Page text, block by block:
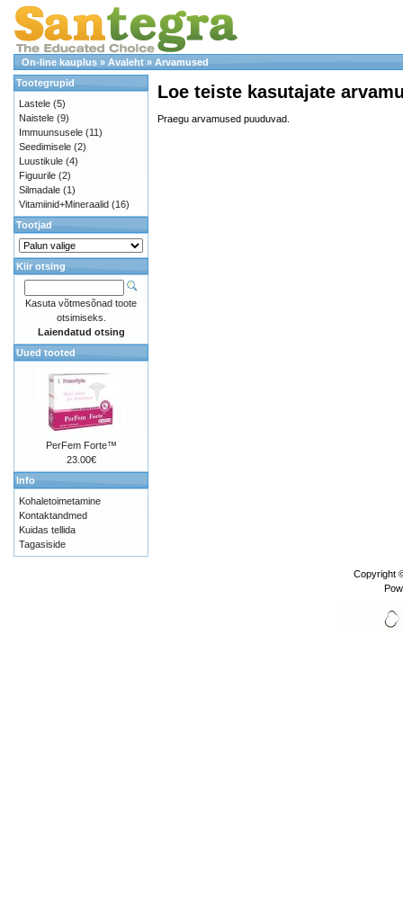
On-line kauplus » Avaleht » Arvamused
Loe teiste kasutajate
Praegu arvamused puuduvad.
Tootegrupid
Lastele (5)
Naistele (9)
Immuunsusele (11)
Seedimisele (2)
Luustikule (4)
Figuurile (2)
Silmadale (1)
Vitamiinid+Mineraalid (16)
Tootjad
Kiir otsing
Kasuta võtmesõnad toote
otsimiseks.
Laiendatud otsing
Uued tooted
PerFem Forte™
23.00€
Info
Kohaletoimetamine
Kontaktandmed
Kuidas tellida
Tagasiside
Copyright